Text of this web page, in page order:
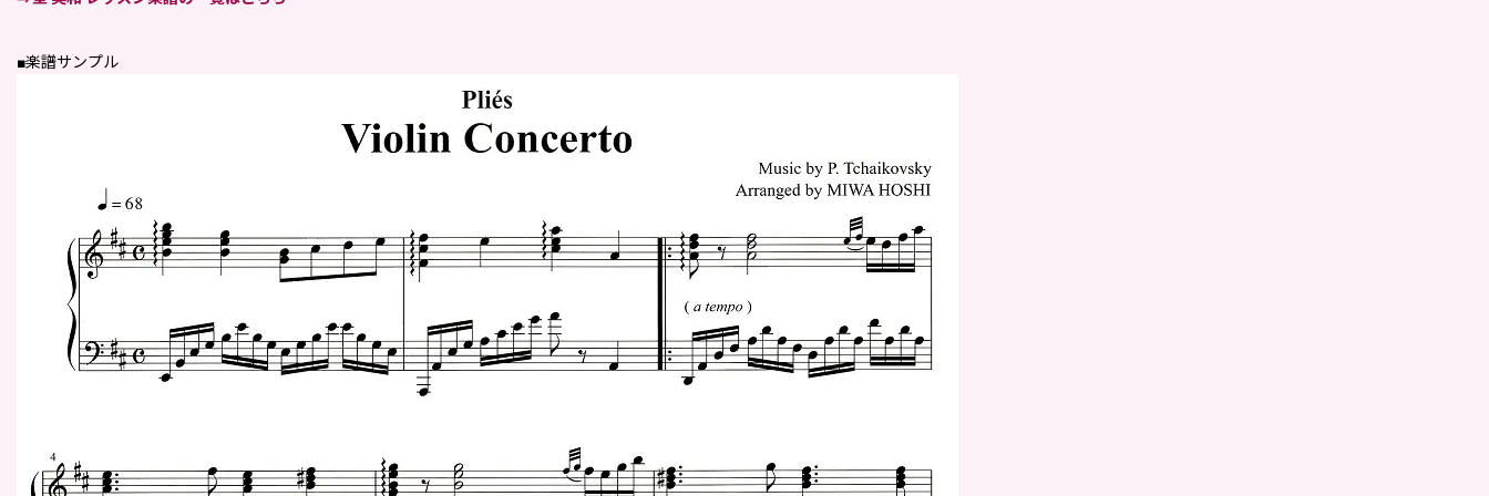
■楽譜サンプル